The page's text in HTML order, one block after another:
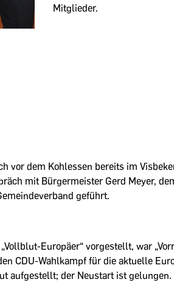
Mitglieder.
vor dem Kohlessen bereits im
mit Bürgermeister Gerd Meyer,
geführt.
Europäer“ vorgestellt, war
CDU-Wahlkampf für die aktuelle
aufgestellt; der Neustart ist